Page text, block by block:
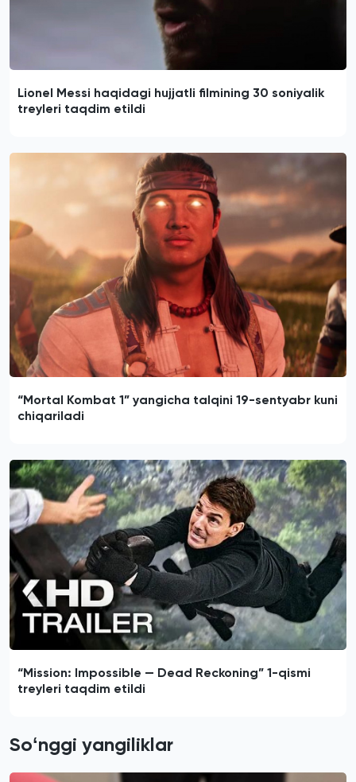
Lionel Messi haqidagi hujjatli filmining 30 soniyalik
treyleri taqdim etildi
“Mortal Kombat 1” yangicha talqini 19-sentyabr kuni
chiqariladi
“Mission: Impossible — Dead Reckoning” 1-qismi
treyleri taqdim etildi
Soʻnggi yangiliklar